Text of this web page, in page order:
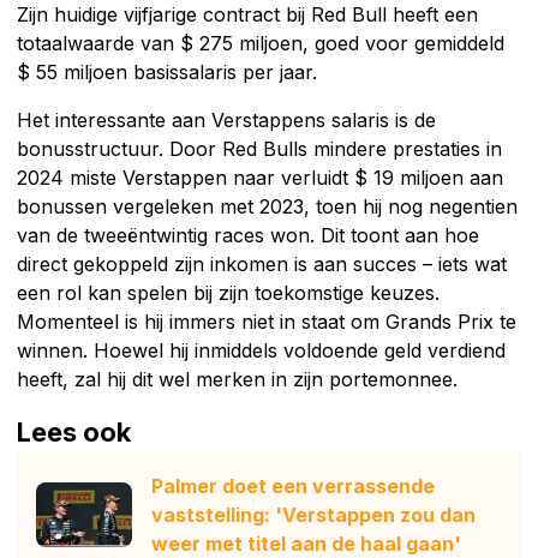
Zijn huidige vijfjarige contract bij Red Bull heeft een
totaalwaarde van $ 275 miljoen, goed voor gemiddeld
$ 55 miljoen basissalaris per jaar.
Het interessante aan Verstappens salaris is de
bonusstructuur. Door Red Bulls mindere prestaties in
2024 miste Verstappen naar verluidt $ 19 miljoen aan
bonussen vergeleken met 2023, toen hij nog negentien
van de tweeëntwintig races won. Dit toont aan hoe
direct gekoppeld zijn inkomen is aan succes – iets wat
een rol kan spelen bij zijn toekomstige keuzes.
Momenteel is hij immers niet in staat om Grands Prix te
winnen. Hoewel hij inmiddels voldoende geld verdiend
heeft, zal hij dit wel merken in zijn portemonnee.
Lees ook
Palmer doet een verrassende
vaststelling: 'Verstappen zou dan
weer met titel aan de haal gaan'